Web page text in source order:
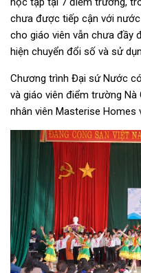
chưa được tiếp cận với
cho giáo viên vẫn chưa đầy
hiện chuyển đổi số và sử
Chương trình Đại sứ Nước
và giáo viên điểm trường Nà
nhân viên Masterise Homes